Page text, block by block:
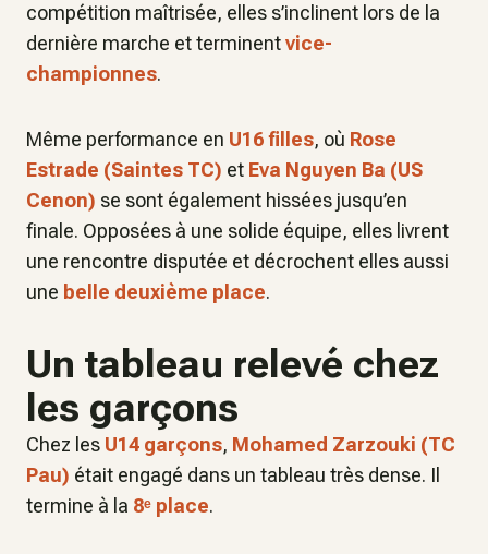
compétition maîtrisée, elles s’inclinent lors de la
dernière marche et terminentvice-
championnes.
Même performance en U16 filles, où Rose
Estrade (Saintes TC) et Eva Nguyen Ba (US
Cenon) se sont également hissées jusqu’en
finale. Opposées à une solide équipe, elles livrent
une rencontre disputée et décrochent elles aussi
une belle deuxième place.
Un tableau relevé chez
les garçons
Chez les U14 garçons, Mohamed Zarzouki (TC
Pau) était engagé dans un tableau très dense. Il
termine à la 8ᵉ place.